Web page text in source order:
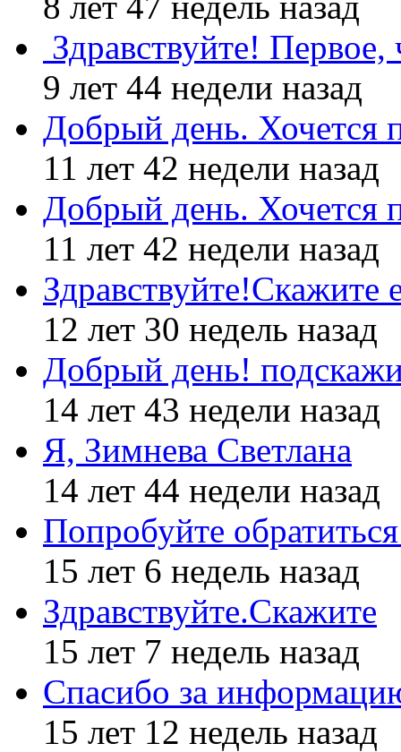
Здравствуйте! Первое,
9 лет 44 недели назад
Добрый день. Хочется
11 лет 42 недели назад
Добрый день. Хочется
11 лет 42 недели назад
Здравствуйте!Скажите
12 лет 30 недель назад
Добрый день!
14 лет 43 недели назад
Я, Зимнева Светлана
14 лет 44 недели назад
Попробуйте
15 лет 6 недель назад
Здравствуйте.Скажите
15 лет 7 недель назад
Спасибо за
15 лет 12 недель назад